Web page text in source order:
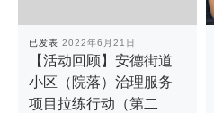
已发表 2022年6月21日
【活动回顾】安德街道
小区（院落）治理服务
项目拉练行动（第二